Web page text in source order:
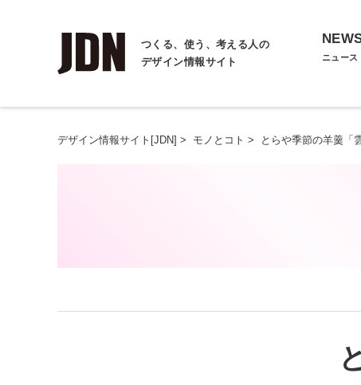
つくる、使う、考える人の
デザイン情報サイト
ニュース
デザイン情報サイト[JDN] > モノとコト > とらや季節の羊羹「